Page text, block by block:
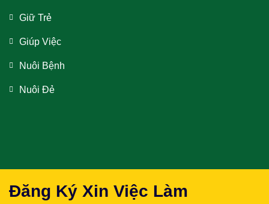
Giữ Trẻ
Giúp Việc
Nuôi Bệnh
Nuôi Đẻ
Đăng Ký Xin Việc Làm